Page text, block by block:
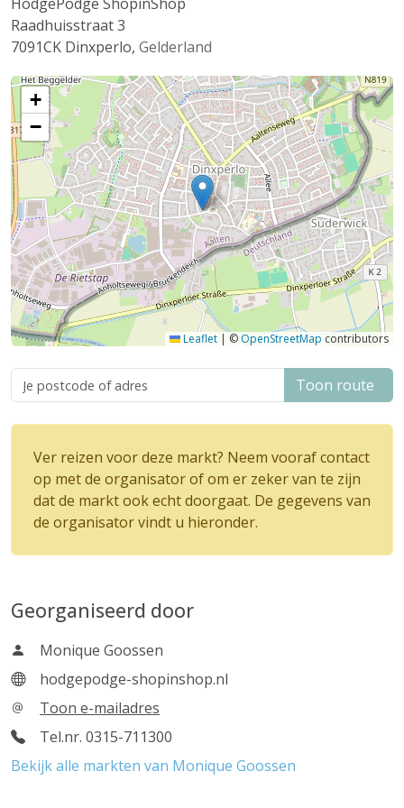
Raadhuisstraat 3
7091CK Dinxperlo, Gelderland
+
−
Leaflet | ©OpenStreetMap contributors
Toon route
Ver reizen voor deze markt? Neem vooraf contact
op met de organisator of om er zeker van te zijn
dat de markt ook echt doorgaat. De gegevens van
de organisator vindt u hieronder.
Georganiseerd door
Monique Goossen
hodgepodge-shopinshop.nl
Toon e-mailadres
Tel.nr. 0315-711300
Bekijk alle markten van Monique Goossen